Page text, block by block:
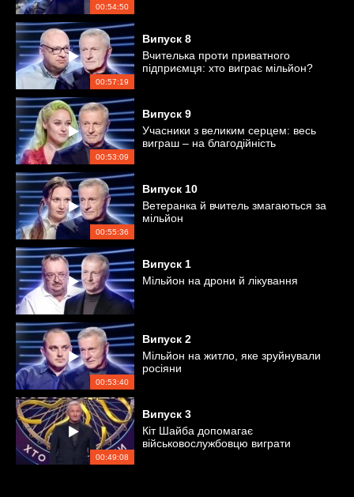
00:54:50
00:57:19
Випуск 8
Вчителька проти приватного
підприємця: хто виграє мільйон?
00:53:09
Випуск 9
Учасники з великим серцем: весь
виграш – на благодійність
00:55:36
Випуск 10
Ветеранка й вчитель змагаються за
мільйон
Випуск 1
Мільйон на дрони й лікування
00:53:40
Випуск 2
Мільйон на житло, яке зруйнували
росіяни
00:49:08
Випуск 3
Кіт Шайба допомагає
військовослужбовцю виграти